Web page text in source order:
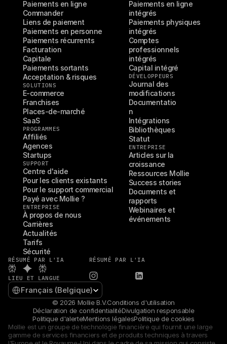
Paiements en ligne
Commander
Liens de paiement
Paiements en personne
Paiements récurrents
Facturation
Capitale
Paiements sortants
Acceptation & risques
SOLUTIONS
E-commerce
Franchises
Places-de-marché
SaaS
PROGRAMMES
Affiliés
Agences
Startups
SUPPORT
Centre d'aide
Pour les clients existants
Pour le support commercial
Payé avec Mollie ?
ENTREPRISE
À propos de nous
Carrières
Actualités
Tarifs
Sécurité
Paiements en ligne
intégrés
Paiements physiques
intégrés
Comptes
professionnels
intégrés
Capital intégré
DÉVELOPPEURS
Journal des
modifications
Documentatio
n
Intégrations
Bibliothèques
Statut
ENTREPRISE
Articles sur la
croissance
Ressources Mollie
Success stories
Documents et
rapports
Webinaires et
événements
RÉSUMÉ PAR L'IA RÉSUMÉ PAR L'IA
LIEU ET LANGUE
Select Language
Français (Belgique)
© 2026 Mollie B.V.Conditions d'utilisation
Déclaration de confidentialitéDivulgation responsable
Politique d'alerteMentions légalesPolitique de cookies
Mollie est un groupe de technologie financière qui fournit une large
gamme de services financiers et de produits techniques à travers